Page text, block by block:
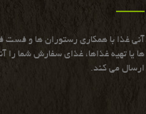
آنی غذا با همكاری رستوران ها و فست
ها یا تهیه غذاها، غذای سفارش شما را
ارسال می كند.